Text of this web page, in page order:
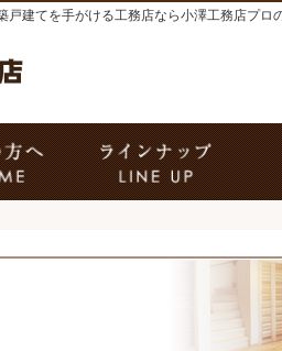
戸建てを手がける工務店なら小澤工務店
はじめての方へ